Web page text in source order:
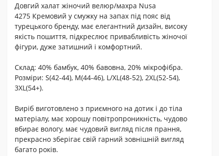
Довгий халат жіночий велюр/махра Nusa
4275 Кремовий у смужку на запах під пояс від
турецького бренду, має елегантний дизайн, високу
якість пошиття, підкреслює привабливість жіночої
фігури, дуже затишний і комфортний.
Склад: 40% бамбук, 40% бавовна, 20% мікрофібра.
Розміри: S(42-44), M(44-46), L/XL(48-52), 2XL(52-54),
3XL(54+).
Виріб виготовлено з приємного на дотик і до тіла
матеріалу, має хорошу повітропроникність, чудово
вбирає вологу, має чудовий вигляд після прання,
прекрасно зберігає свій гарний зовнішній вигляд
багато років.